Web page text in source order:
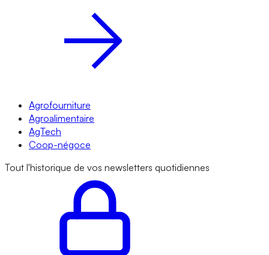
Agrofourniture
Agroalimentaire
AgTech
Coop-négoce
Tout l'historique de vos newsletters quotidiennes